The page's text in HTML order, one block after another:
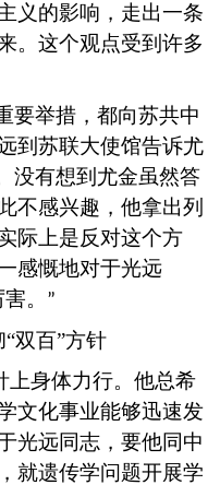
义的影响，走出一条
。这个观点受到许多
要举措，都向苏共中
到苏联大使馆告诉尤
没有想到尤金虽然答
不感兴趣，他拿出列
际上是反对这个方
感慨地对于光远
。 ”
“双百”方针
上身体力行。他总希
文化事业能够迅速发
光远同志，要他同中
就遗传学问题开展学